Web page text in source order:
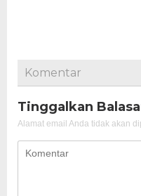
Komentar
Tinggalkan
Alamat email Anda tidak akan